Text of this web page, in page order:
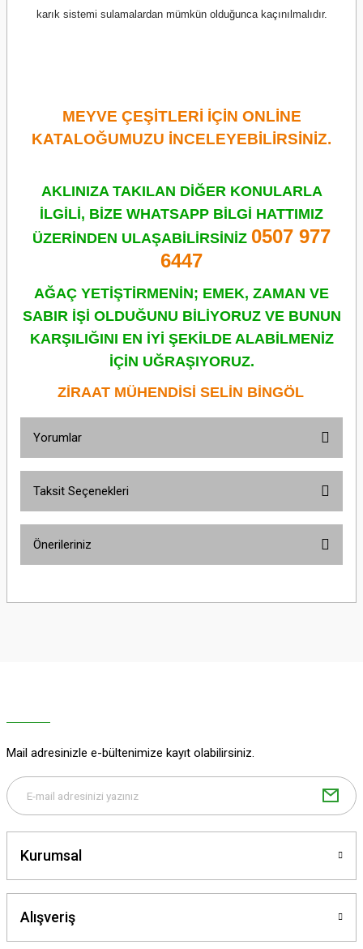
karık sistemi sulamalardan mümkün olduğunca kaçınılmalıdır.
MEYVE ÇEŞİTLERİ İÇİN ONLİNE
KATALOĞUMUZU İNCELEYEBİLİRSİNİZ.
AKLINIZA TAKILAN DİĞER KONULARLA
İLGİLİ, BİZE WHATSAPP BİLGİ HATTIMIZ
ÜZERİNDEN ULAŞABİLİRSİNİZ 0507 977
6447
AĞAÇ YETİŞTİRMENİN; EMEK, ZAMAN VE
SABIR İŞİ OLDUĞUNU BİLİYORUZ VE BUNUN
KARŞILIĞINI EN İYİ ŞEKİLDE ALABİLMENİZ
İÇİN UĞRAŞIYORUZ.
ZİRAAT MÜHENDİSİ SELİN BİNGÖL
Yorumlar
Taksit Seçenekleri
Önerileriniz
yetersiz gördüğünüz noktaları öneri formunu kullanarak tarafımıza
Bu ürüne benzer farklı alternatifler olmalı.
Mail adresinizle e-bültenimize kayıt olabilirsiniz.
Kurumsal
Alışveriş